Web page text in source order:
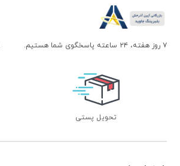
۷ روز هفته، ۲۴ ساعته پاسخگوی شما هستیم.
تحویل پستی